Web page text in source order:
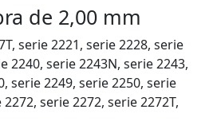
de 2,00 mm
serie 2221, serie 2228, serie
2240, serie 2243N, serie 2243,
serie 2249, serie 2250, serie
serie 2272, serie 2272T,